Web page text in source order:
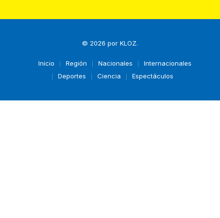
© 2026 por KLOZ.
Inicio Región Nacionales
Internacionales
Deportes
Ciencia Espectáculos